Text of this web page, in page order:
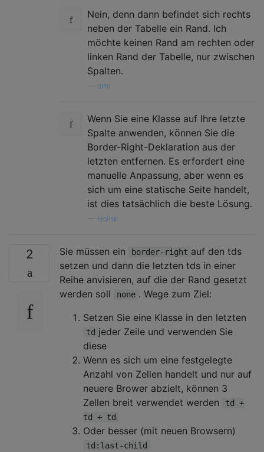
Nein, denn dann befindet sich rechts
neben der Tabelle ein Rand. Ich
möchte keinen Rand am rechten oder
linken Rand der Tabelle, nur zwischen
Spalten.
dmr
Wenn Sie eine Klasse auf Ihre letzte
Spalte anwenden, können Sie die
Border-Right-Deklaration aus der
letzten entfernen. Es erfordert eine
manuelle Anpassung, aber wenn es
sich um eine statische Seite handelt,
ist dies tatsächlich die beste Lösung.
Hollsk
2 Sie müssen ein border-right auf den tds
setzen und dann die letzten tds in einer
Reihe anvisieren, auf die der Rand gesetzt
werden soll
none . Wege zum Ziel:
Setzen Sie eine Klasse in den letzten
td jeder Zeile und verwenden Sie
diese
Wenn es sich um eine festgelegte
Anzahl von Zellen handelt und nur auf
neuere Brower abzielt, können 3
Zellen breit verwendet werden
td +
td + td
Oder besser (mit neuen Browsern)
td:last-child